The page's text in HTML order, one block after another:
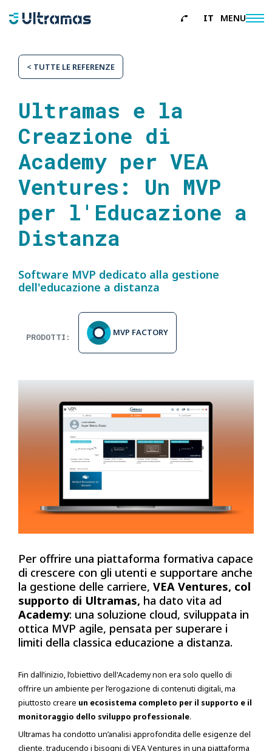
IT MENU
About
Servizi
Referenze
News
Contatti
< TUTTE LE REFERENZE
Ultramas e la
Creazione di
Academy per VEA
Ventures: Un MVP
per l'Educazione a
Distanza
Software MVP dedicato alla gestione
dell'educazione a distanza
Per offrire una piattaforma formativa capace
di crescere con gli utenti e supportare anche
la gestione delle carriere, VEA Ventures, col
supporto di Ultramas, ha dato vita ad
Academy: una soluzione cloud, sviluppata in
ottica MVP agile, pensata per superare i
limiti della classica educazione a distanza.
PRODOTTI: MVP FACTORY
Fin dall’inizio, l’obiettivo dell'Academy non era solo quello di
offrire un ambiente per l’erogazione di contenuti digitali, ma
piuttosto creare un ecosistema completo per il supporto e il
monitoraggio dello sviluppo professionale.
Ultramas ha condotto un’analisi approfondita delle esigenze del
cliente, traducendo i bisogni di VEA Ventures in una piattaforma